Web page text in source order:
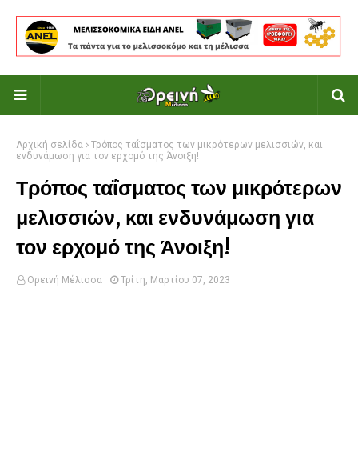
Αρχική σελίδα
Τρόπος ταΐσματος των μικρότερων μελισσιών, και
ενδυνάμωση για τον ερχομό της Άνοιξη!
Τρόπος ταΐσματος των μικρότερων
μελισσιών, και ενδυνάμωση για
τον ερχομό της Άνοιξη!
Ορεινή Μέλισσα Τρίτη, Μαρτίου 07, 2023